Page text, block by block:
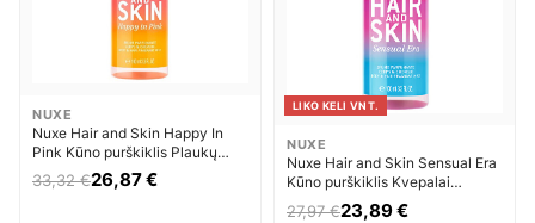
NUXE
Nuxe Hair and Skin Happy In
Pink Kūno purškiklis Plaukų
dulksna Moterims
33,32 €26,87 €
LIKO KELI VNT.
NUXE
Nuxe Hair and Skin Sensual Era
Kūno purškiklis Kvepalai
Moterims
27,97 €23,89 €